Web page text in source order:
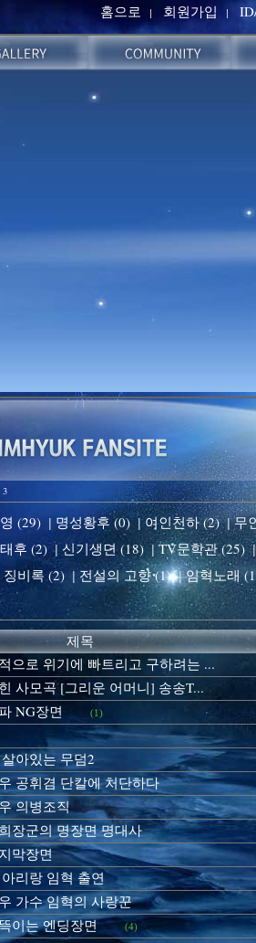
홈으로 회원가입
(29) | 명성황후 (0) | 여인천하 (2) | 무
후 (2) | 신기생뎐 (18) | TV문학관 (25) |
징비록 (2) | 전설의 고향 (1) | 임혁노래
제목
으로 위기에 빠트리고 구하려는 ...
사모곡 [그리운 어머니] 송송T...
NG장면 (1)
아있는 무덤2
공휘겸 단칼에 처단하다
의병조직
장군의 명장면 명대사
막장면
리랑 임혁 출연
가수 임혁의 사랑꾼
이는 엔딩장면 (4)